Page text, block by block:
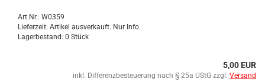
Art.Nr.: W0359
Lieferzeit: Artikel ausverkauft. Nur Info.
Lagerbestand: 0 Stück
5,00 EUR
inkl. Differenzbesteuerung nach § 25a UStG zzgl. Versand